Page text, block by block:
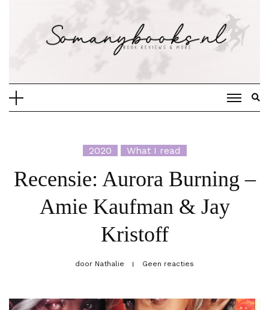
2020 What I read
Recensie: Aurora Burning –
Amie Kaufman & Jay
Kristoff
door Nathalie Geen reacties